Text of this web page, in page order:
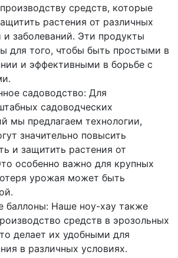
средств, которые
растения от различных
и заболеваний. Эти продукты
для того, чтобы быть простыми в
и эффективными в борьбе с
садоводство: Для
садоводческих
мы предлагаем технологии,
значительно повысить
и защитить растения от
особенно важно для крупных
урожая может быть
баллоны: Наше ноу-хау также
средств в эрозольных
делает их удобными для
в различных условиях.